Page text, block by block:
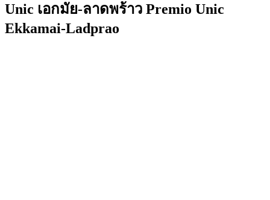
Unic เอกมัย-ลาดพร้าว Premio Unic
Ekkamai-Ladprao